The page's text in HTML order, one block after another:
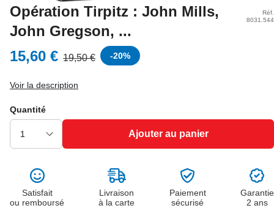
Opération Tirpitz : John Mills,
John Gregson, ...
Réf.
8031.544
15,60 € 19,50 € -20%
Voir la description
Quantité
Ajouter au panier
Satisfait
ou remboursé
Livraison
à la carte
Paiement
sécurisé
Garantie
2 ans